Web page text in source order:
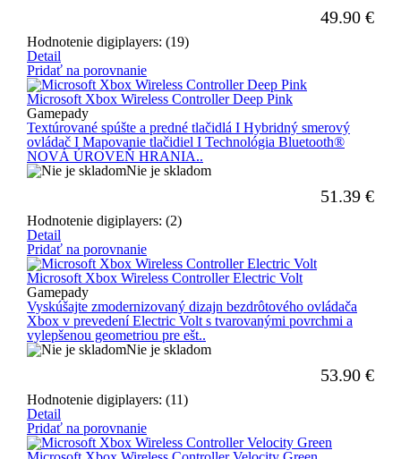
49.90 €
Hodnotenie digiplayers: (19)
Detail
Pridať na porovnanie
Microsoft Xbox Wireless Controller Deep Pink
Gamepady
Textúrované spúšte a predné tlačidlá I Hybridný smerový
ovládač I Mapovanie tlačidiel I Technológia Bluetooth®
NOVÁ ÚROVEŇ HRANIA..
Nie je skladom
51.39 €
Hodnotenie digiplayers: (2)
Detail
Pridať na porovnanie
Microsoft Xbox Wireless Controller Electric Volt
Gamepady
Vyskúšajte zmodernizovaný dizajn bezdrôtového ovládača
Xbox v prevedení Electric Volt s tvarovanými povrchmi a
vylepšenou geometriou pre ešt..
Nie je skladom
53.90 €
Hodnotenie digiplayers: (11)
Detail
Pridať na porovnanie